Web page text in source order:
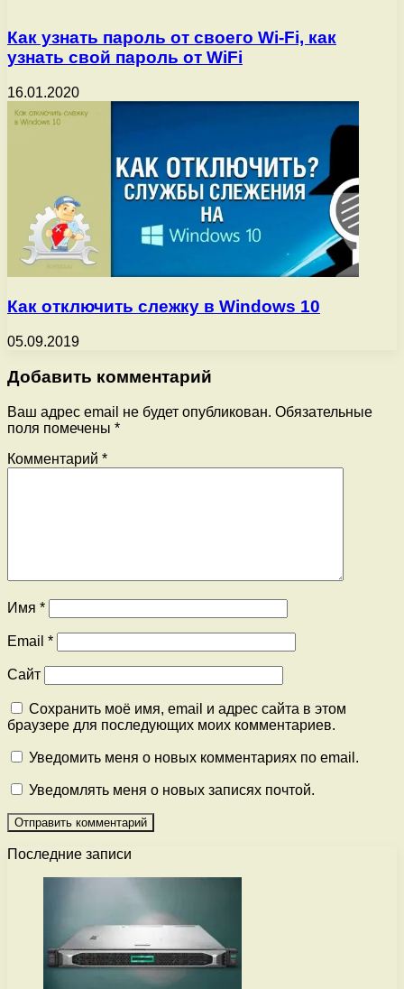
Как узнать пароль от своего Wi-Fi, как
узнать свой пароль от WiFi
16.01.2020
Как отключить слежку в Windows 10
05.09.2019
Добавить комментарий
Ваш адрес email не будет опубликован. Обязательные
поля помечены *
Комментарий *
Имя *
Email *
Сайт
Сохранить моё имя, email и адрес сайта в этом
браузере для последующих моих комментариев.
Уведомить меня о новых комментариях по email.
Уведомлять меня о новых записях почтой.
Последние записи